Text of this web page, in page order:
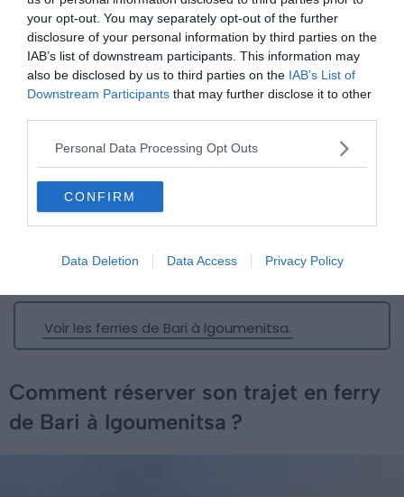
your opt-out. You may separately opt-out of the further
disclosure of your personal information by third parties on the
IAB’s list of downstream participants. This information may
also be disclosed by us to third parties on the IAB’s List of
Downstream Participants that may further disclose it to other
Personal Data Processing Opt Outs
CONFIRM
Data Deletion Data Access Privacy Policy
inclus dans le prix).
Cabine intérieure pour 2 personnes avec salle de
bain :234€.
Siège réservé :70€ par personne.
bain :278€.
Cabine extérieure pour 2 personnes, classe de luxe :
362€.
base indiqué.
Voir les ferries de Bari à Igoumenitsa.
Comment réserver son trajet en ferry
de Bari à Igoumenitsa ?